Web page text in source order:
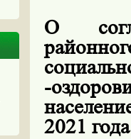
О
-
2021 года